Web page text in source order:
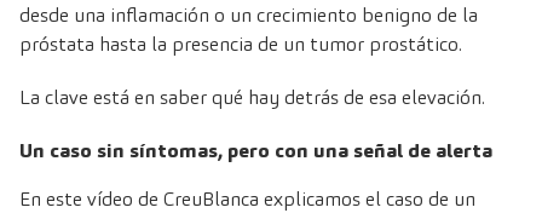
desde una inflamación o un crecimiento benigno de la
próstata hasta la presencia de un tumor prostático.
La clave está en saber qué hay detrás de esa elevación.
Un caso sin síntomas, pero con una señal de alerta
En este vídeo de CreuBlanca explicamos el caso de un